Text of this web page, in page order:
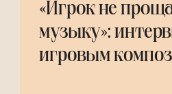
«Игрок не
музыку»:
игровым